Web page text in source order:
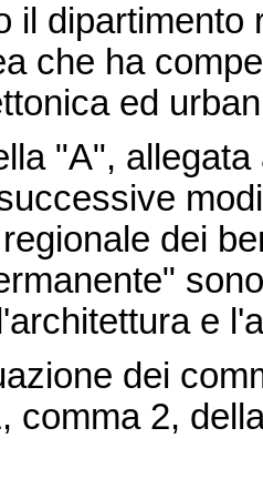
dipartimento
che ha
ed
"A",
dei
e
dei
comma 2,